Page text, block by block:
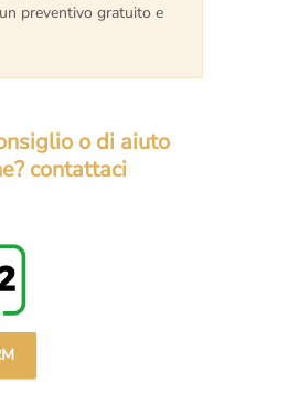
preventivo gratuito e
o di aiuto
contattaci